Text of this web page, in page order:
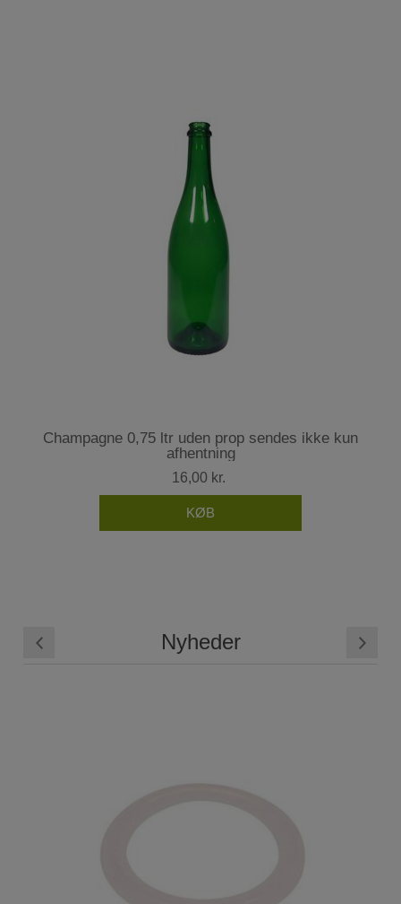
Champagne 0,75 ltr uden prop sendes ikke kun
afhentning
16,00 kr.
Nyheder